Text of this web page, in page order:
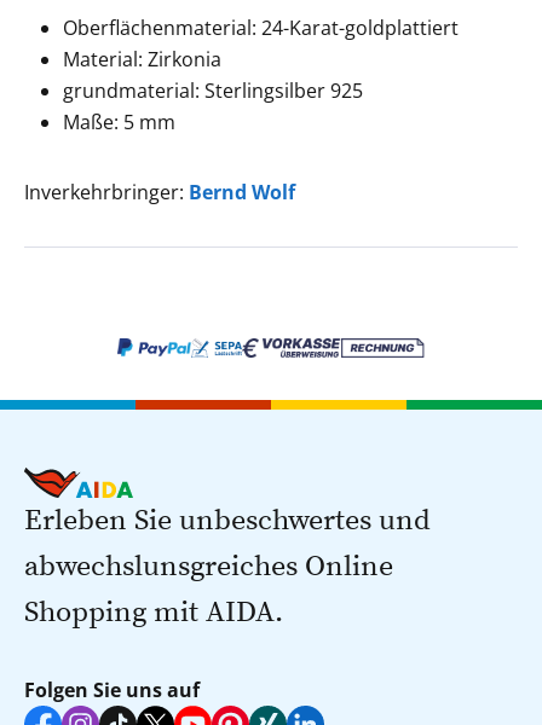
Oberflächenmaterial: 24-Karat-goldplattiert
Material: Zirkonia
grundmaterial: Sterlingsilber 925
Maße: 5 mm
Inverkehrbringer: Bernd Wolf
Erleben Sie unbeschwertes und
abwechslunsgreiches Online
Shopping mit AIDA.
Folgen Sie uns auf